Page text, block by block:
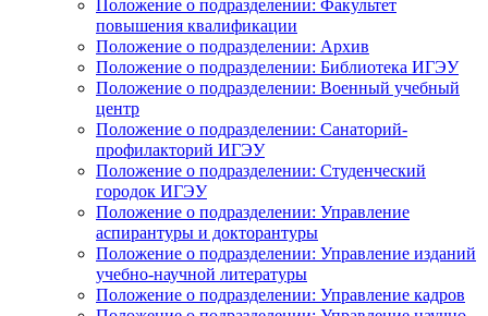
Положение о подразделении: Факультет
повышения квалификации
Положение о подразделении: Архив
Положение о подразделении: Библиотека ИГЭУ
Положение о подразделении: Военный учебный
центр
Положение о подразделении: Санаторий-
профилакторий ИГЭУ
Положение о подразделении: Студенческий
городок ИГЭУ
Положение о подразделении: Управление
аспирантуры и докторантуры
Положение о подразделении: Управление изданий
учебно-научной литературы
Положение о подразделении: Управление кадров